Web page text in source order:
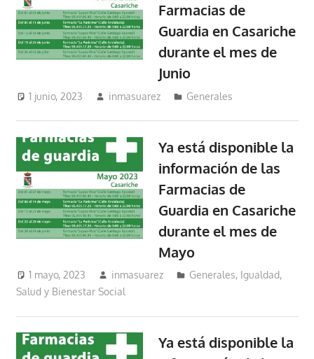
Farmacias de
Guardia en Casariche
durante el mes de
Junio
1 junio, 2023 inmasuarez Generales
Ya está disponible la
información de las
Farmacias de
Guardia en Casariche
durante el mes de
Mayo
1 mayo, 2023 inmasuarez Generales, Igualdad,
Salud y Bienestar Social
Ya está disponible la